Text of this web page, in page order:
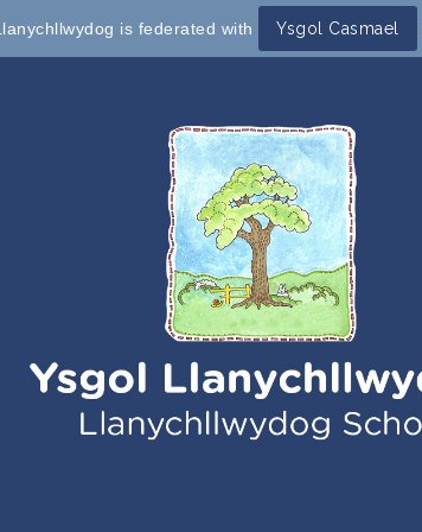
is federated with Ysgol Casmael